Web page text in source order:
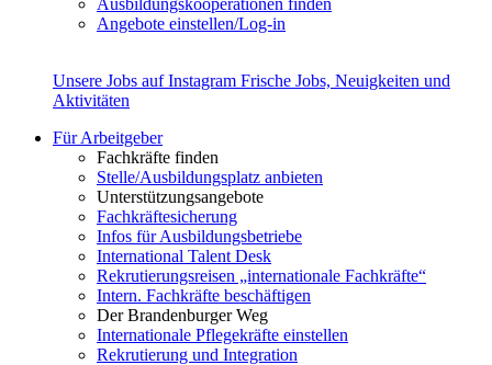
Ausbildungskooperationen finden
Angebote einstellen/Log-in
Unsere Jobs auf Instagram Frische Jobs, Neuigkeiten und
Aktivitäten
Für Arbeitgeber
Fachkräfte finden
Stelle/Ausbildungsplatz anbieten
Unterstützungsangebote
Fachkräftesicherung
Infos für Ausbildungsbetriebe
International Talent Desk
Rekrutierungsreisen „internationale Fachkräfte“
Intern. Fachkräfte beschäftigen
Der Brandenburger Weg
Internationale Pflegekräfte einstellen
Rekrutierung und Integration